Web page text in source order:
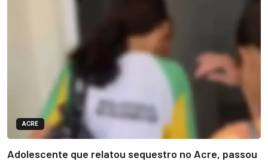
ACRE
Adolescente que relatou sequestro no Acre, passou